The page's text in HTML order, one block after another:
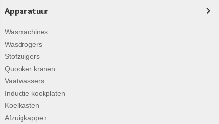
Apparatuur
Wasmachines
Wasdrogers
Stofzuigers
Quooker kranen
Vaatwassers
Inductie kookplaten
Koelkasten
Afzuigkappen